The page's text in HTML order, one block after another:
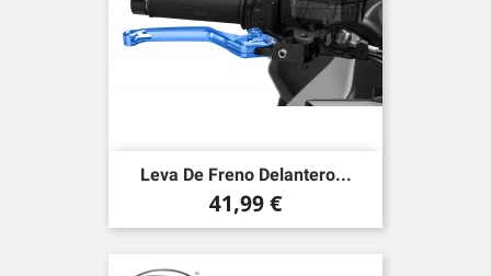
Leva De Freno Delantero...
Precio
41,99 €